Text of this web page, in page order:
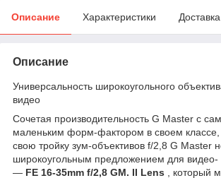
Описание Характеристики Доставка
Описание
Универсальность широкоугольного
видео
Сочетая производительность G Master с
маленьким форм-фактором в своем классе,
свою тройку зум-объективов f/2,8 G Master
широкоугольным предложением для
— FE 16-35mm f/2,8 GM. II Lens , который